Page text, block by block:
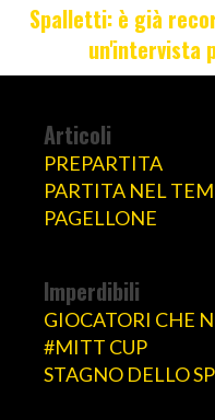
Spalletti: è già
un'intervista
Articoli
PREPARTITA
PARTITA NEL
PAGELLONE
Imperdibili
GIOCATORI CHE
#MITT CUP
STAGNO DELLO